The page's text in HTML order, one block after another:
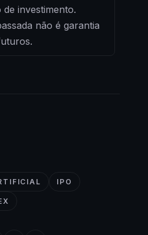
investimento.
não é garantia
IPO